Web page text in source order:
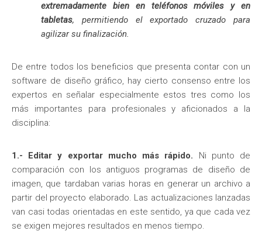
extremadamente bien en teléfonos móviles y en
tabletas, permitiendo el exportado cruzado para
agilizar su finalización.
De entre todos los beneficios que presenta contar con un
software de diseño gráfico, hay cierto consenso entre los
expertos en señalar especialmente estos tres como los
más importantes para profesionales y aficionados a la
disciplina:
1.- Editar y exportar mucho más rápido.
Ni punto de
comparación con los antiguos programas de diseño de
imagen, que tardaban varias horas en generar un archivo a
partir del proyecto elaborado. Las actualizaciones lanzadas
van casi todas orientadas en este sentido, ya que cada vez
se exigen mejores resultados en menos tiempo.